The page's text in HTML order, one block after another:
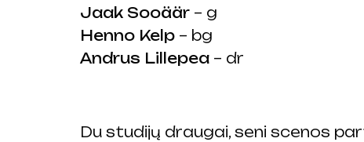
Jaak Sooäär – g
Henno Kelp – bg
Andrus Lillepea – dr
Du studijų draugai, seni scenos